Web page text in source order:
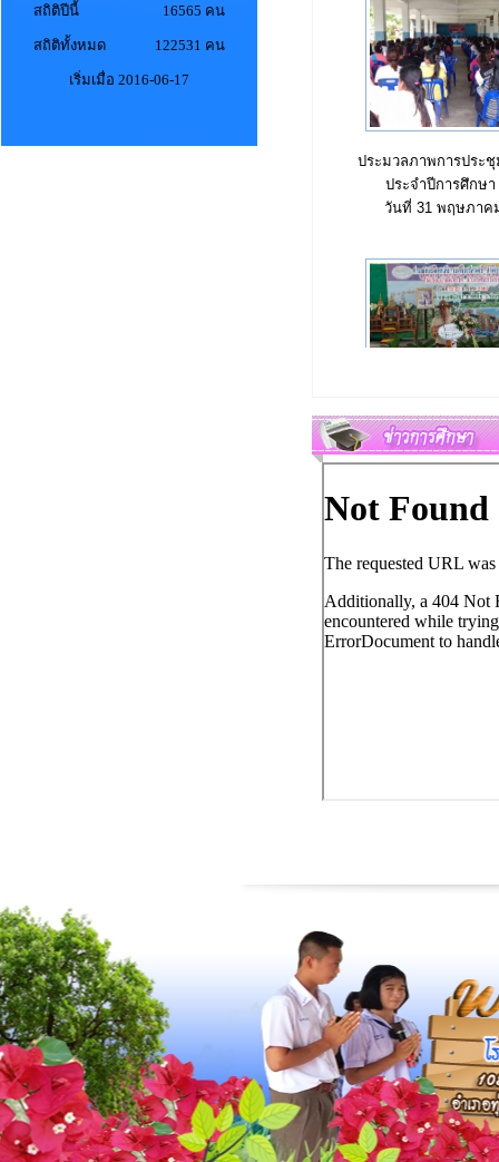
สถิติปีนี้ 16565 คน
สถิติทั้งหมด 122531 คน
เริ่มเมื่อ 2016-06-17